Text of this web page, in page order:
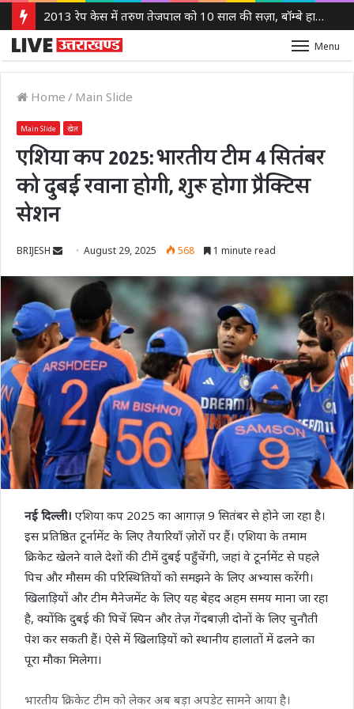
2013 रेप केस में तरुण तेजपाल को 10 साल की सज़ा, बॉम्बे हाई कोर्ट ने लगाया 10 लाख रुपये का जुर्माना
Menu
Home / Main Slide
Main Slide खेल
एशिया कप 2025: भारतीय टीम 4 सितंबर
को दुबई रवाना होगी, शुरू होगा प्रैक्टिस
सेशन
BRIJESH
Send
email
August 29, 2025 568 1 minute read
नई दिल्ली। एशिया कप 2025 का आगाज़ 9 सितंबर से होने जा रहा है।
इस प्रतिष्ठित टूर्नामेंट के लिए तैयारियाँ ज़ोरों पर हैं। एशिया के तमाम
क्रिकेट खेलने वाले देशों की टीमें दुबई पहुँचेंगी, जहां वे टूर्नामेंट से पहले
पिच और मौसम की परिस्थितियों को समझने के लिए अभ्यास करेंगी।
खिलाड़ियों और टीम मैनेजमेंट के लिए यह बेहद अहम समय माना जा रहा
है, क्योंकि दुबई की पिचें स्पिन और तेज़ गेंदबाज़ी दोनों के लिए चुनौती
पेश कर सकती हैं। ऐसे में खिलाड़ियों को स्थानीय हालातों में ढलने का
पूरा मौका मिलेगा।
भारतीय क्रिकेट टीम को लेकर अब बड़ा अपडेट सामने आया है।